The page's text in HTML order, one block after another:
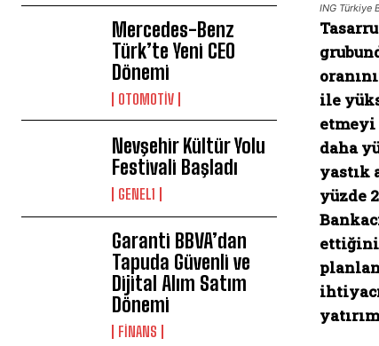
Mercedes-Benz
Türk’te Yeni CEO
Dönemi
OTOMOTİV
Nevşehir Kültür Yolu
Festivali Başladı
GENEL1
Garanti BBVA’dan
Tapuda Güvenli ve
Dijital Alım Satım
Dönemi
FİNANS
ING Türkiye
ile
etmeyi
daha
yastık
yüzde